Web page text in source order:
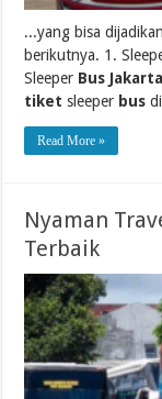
...yang bisa
berikutnya. 1.
Sleeper Bus Jakarta
tiket sleeper bus
Read More »
Nyaman
Terbaik